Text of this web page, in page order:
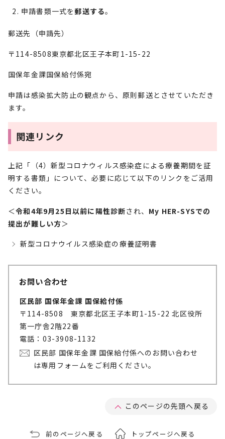
申請書類一式を郵送する。
郵送先（申請先）
〒114-8508東京都北区王子本町1-15-22
国保年金課国保給付係宛
申請は感染拡大防止の観点から、原則郵送とさせていただき
ます。
関連リンク
上記「（4）新型コロナウィルス感染症による療養期間を証
明する書類」について、必要に応じて以下のリンクをご活用
ください。
＜令和4年9月25日以前に陽性診断され、 My HER-SYSでの
提出が難しい方＞
新型コロナウイルス感染症の療養証明書
お問い合わせ
区民部 国保年金課 国保給付係
〒114-8508 東京都北区王子本町1-15-22 北区役所
第一庁舎2階22番
電話：03-3908-1132
区民部 国保年金課 国保給付係へのお問い合わせ
は専用フォームをご利用ください。
このページの先頭へ戻る
前のページへ戻る トップページへ戻る